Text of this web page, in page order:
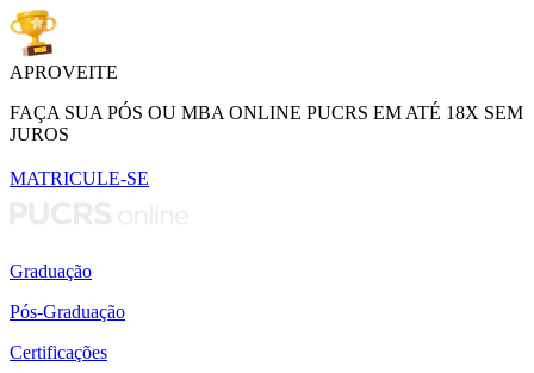
APROVEITE
FAÇA SUA PÓS OU MBA ONLINE PUCRS EM ATÉ 18X SEM
JUROS
MATRICULE-SE
Graduação
Pós-Graduação
Certificações